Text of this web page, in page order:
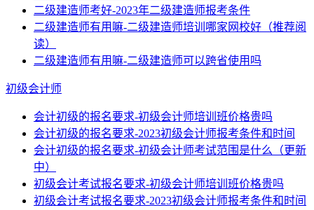
二级建造师考好-2023年二级建造师报考条件
二级建造师有用嘛-二级建造师培训哪家网校好（推荐阅
读）
二级建造师有用嘛-二级建造师可以跨省使用吗
初级会计师
会计初级的报名要求-初级会计师培训班价格贵吗
会计初级的报名要求-2023初级会计师报考条件和时间
会计初级的报名要求-初级会计师考试范围是什么（更新
中）
初级会计考试报名要求-初级会计师培训班价格贵吗
初级会计考试报名要求-2023初级会计师报考条件和时间